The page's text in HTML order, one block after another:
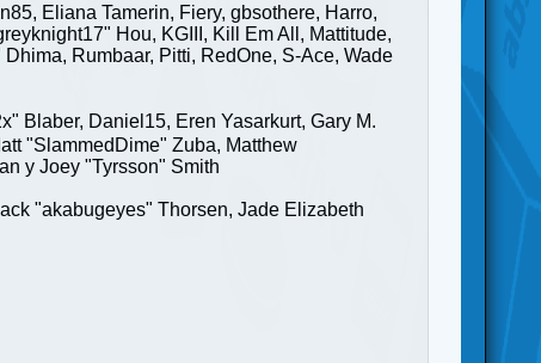
Eliana Tamerin, Fiery, gbsothere, Harro,
Hou, KGIII, Kill Em All, Mattitude,
Rumbaar, Pitti, RedOne, S-Ace, Wade
Blaber, Daniel15, Eren Yasarkurt, Gary M.
"SlammedDime" Zuba, Matthew
y Joey "Tyrsson" Smith
"akabugeyes" Thorsen, Jade Elizabeth